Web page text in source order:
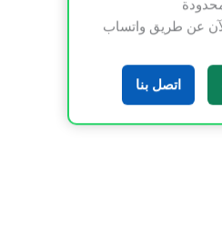
0
عن طريق واتساب
اتصل بنا